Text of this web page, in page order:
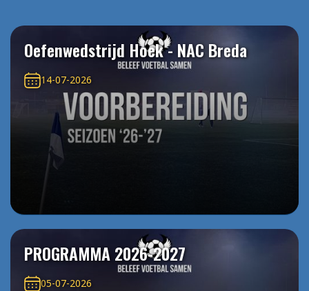
Oefenwedstrijd Hoek - NAC Breda
14-07-2026
PROGRAMMA 2026-2027
05-07-2026